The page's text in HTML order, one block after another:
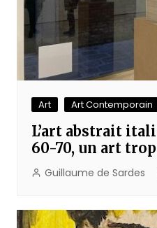
Art Art Contemporain
L’art abstrait
60-70, un art
Guillaume de Sardes